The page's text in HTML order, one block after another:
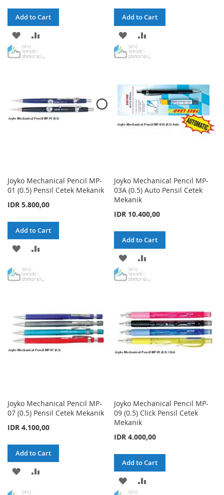
Add to Cart
ADD
TO
Add to Cart
ADD
TO
LIST
Joyko Mechanical Pencil MP-
01 (0.5) Pensil Cetek Mekanik
IDR 5.800,00
Add to Cart
ADD
WISHCOMPARE
Joyko Mechanical Pencil MP-
03A (0.5) Auto Pensil Cetek
Mekanik
IDR 10.400,00
Add to Cart
ADD
TO
LIST
Joyko Mechanical Pencil MP-
07 (0.5) Pensil Cetek Mekanik
IDR 4.100,00
Add to Cart
ADD
Joyko Mechanical Pencil MP-
09 (0.5) Click Pensil Cetek
Mekanik
IDR 4.000,00
Add to Cart
ADD